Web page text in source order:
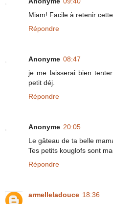
Miam! Facile à retenir
Répondre
Anonyme 08:47
je me laisserai bien
petit déj.
Répondre
Anonyme 20:05
Le gâteau de ta belle
Tes petits kouglofs sont
Répondre
armelleladouce 18:36